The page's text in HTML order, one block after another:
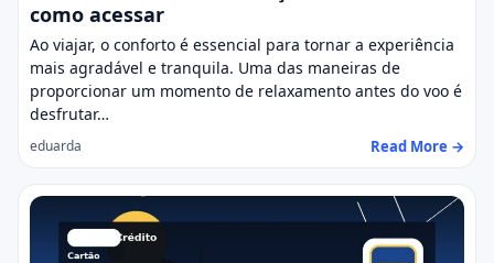
como acessar
Ao viajar, o conforto é essencial para tornar a experiência
mais agradável e tranquila. Uma das maneiras de
proporcionar um momento de relaxamento antes do voo é
desfrutar…
eduarda Read More →